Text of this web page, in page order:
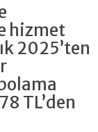
hizmet
2025’ten
TL’den